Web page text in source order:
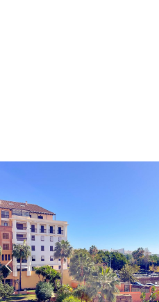
Anterior